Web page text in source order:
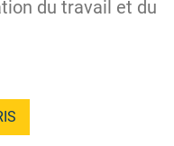
du travail et du